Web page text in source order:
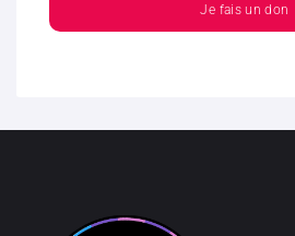
Je fais un don